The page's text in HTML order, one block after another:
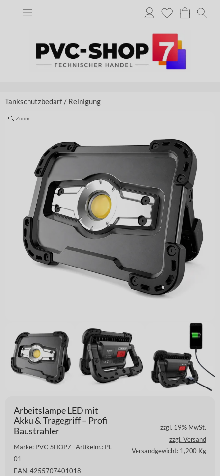
Tankschutzbedarf / Reinigung
Zoom
Arbeitslampe LED mit
Akku & Tragegriff – Profi
Baustrahler
Marke: PVC-SHOP7 Artikelnr.: PL-
01
EAN: 4255707401018
zzgl. 19% MwSt.
zzgl. Versand
Versandgewicht: 1,200 Kg